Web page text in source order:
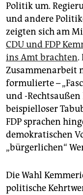
unterstützen
abo
genossenschaft
epaper login
Politik um.
und andere
zeigten sich am
CDU und FDP
ins Amt brachten.
Zusammenarbeit
formulierte –
und -
beispielloser
FDP sprachen
demokratischen
„bürgerlichen“
Die Wahl
politische